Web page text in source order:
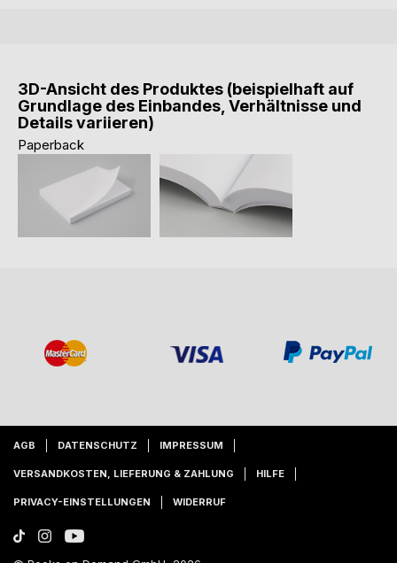
3D-Ansicht des Produktes (beispielhaft auf
Grundlage des Einbandes, Verhältnisse und
Details variieren)
Paperback
AGB DATENSCHUTZ IMPRESSUM
VERSANDKOSTEN, LIEFERUNG & ZAHLUNG HILFE
PRIVACY-EINSTELLUNGEN WIDERRUF